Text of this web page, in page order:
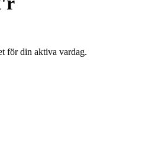
för din aktiva vardag.